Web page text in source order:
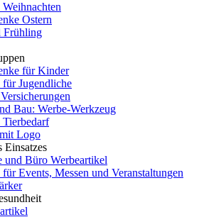
Ostern
Frühling
für Kinder
Jugendliche
Bau: Werbe-Werkzeug
Logo
Einsatzes
und Büro Werbeartikel
Events, Messen und Veranstaltungen